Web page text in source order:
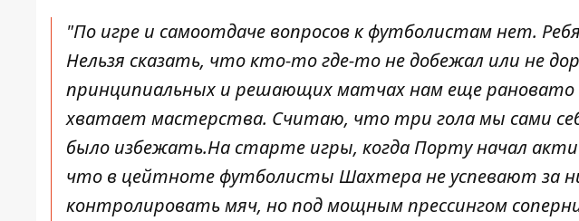
"По игре и самоотдаче вопросов к футболистам нет.
Нельзя сказать, что кто-то где-то не добежал или не
принципиальных и решающих матчах нам еще рановато
хватает мастерства. Считаю, что три гола мы сами
было избежать.На старте игры, когда Порту начал
что в цейтноте футболисты Шахтера не успевают за
контролировать мяч, но под мощным прессингом